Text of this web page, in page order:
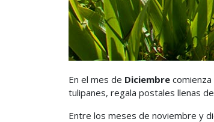
En el mes de Diciembre
tulipanes, regala postales llenas
Entre los meses de noviembre y